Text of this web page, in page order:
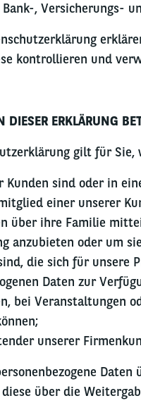
, Versicherungs-
kontrollieren und
DIESER ERKLÄRUNG
gilt für Sie,
Kunden sind oder in
einer unserer
über ihre Familie
anzubieten oder um
die sich für unsere
Daten zur
bei Veranstaltungen
unserer
diese über die